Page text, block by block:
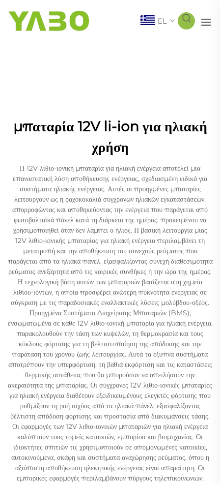
EL
μπαταρία 12V li-ion για ηλιακή
χρήση
Η 12V λιθιο-ιονική μπαταρία για ηλιακή ενέργεια αποτελεί μια
επαναστατική λύση αποθήκευσης ενέργειας, σχεδιασμένη ειδικά για
συστήματα ηλιακής ενέργειας. Αυτές οι προηγμένες μπαταρίες
λειτουργούν ως η ραχοκοκαλιά σύγχρονων ηλιακών εγκαταστάσεων,
απορροφώντας και αποθηκεύοντας την ενέργεια που παράγεται από
φωτοβολταϊκά πάνελ κατά τη διάρκεια της ημέρας, προκειμένου να
χρησιμοποιηθεί όταν δεν λάμπει ο ήλιος. Η βασική λειτουργία μιας
12V λιθιο-ιονικής μπαταρίας για ηλιακή ενέργεια περιλαμβάνει τη
μετατροπή και την αποθήκευση του συνεχούς ρεύματος που
παράγεται από τα ηλιακά πάνελ, εξασφαλίζοντας συνεχή διαθεσιμότητα
ρεύματος ανεξάρτητα από τις καιρικές συνθήκες ή την ώρα της ημέρας.
Η τεχνολογική βάση αυτών των μπαταριών βασίζεται στη χημεία
λιθίου-ιόντων, η οποία προσφέρει ανώτερη πυκνότητα ενέργειας σε
σύγκριση με τις παραδοσιακές εναλλακτικές λύσεις μολύβδου-οξέος.
Προηγμένα Συστήματα Διαχείρισης Μπαταριών (BMS),
ενσωματωμένα σε κάθε 12V λιθιο-ιονική μπαταρία για ηλιακή ενέργεια,
παρακολουθούν την τάση των κυψελών, τη θερμοκρασία και τους
κύκλους φόρτισης για τη βελτιστοποίηση της απόδοσης και την
παράταση του χρόνου ζωής λειτουργίας. Αυτά τα έξυπνα συστήματα
αποτρέπουν την υπερφόρτιση, τη βαθιά εκφόρτιση και τις καταστάσεις
θερμικής αστάθειας που θα μπορούσαν να απειλήσουν την
ακεραιότητα της μπαταρίας. Οι σύγχρονες 12V λιθιο-ιονικές μπαταρίες
για ηλιακή ενέργεια διαθέτουν εξειδικευμένους ελεγκτές φόρτισης που
ρυθμίζουν τη ροή ισχύος από τα ηλιακά πάνελ, εξασφαλίζοντας
βέλτιστη απόδοση φόρτισης και προστασία από διακυμάνσεις τάσης.
Οι εφαρμογές των 12V λιθιο-ιονικών μπαταριών για ηλιακή ενέργεια
καλύπτουν τους τομείς κατοικιών, εμπορίου και βιομηχανίας. Οι
ιδιοκτήτες σπιτιών τις χρησιμοποιούν σε απομονωμένες κατοικίες,
αυτοκινούμενα, σκάφη και συστήματα αναχώρησης ρεύματος, όπου η
αξιόπιστη αποθήκευση ηλεκτρικής ενέργειας είναι απαραίτητη. Οι
εμπορικές εφαρμογές περιλαμβάνουν πύργους τηλεπικοινωνιών,